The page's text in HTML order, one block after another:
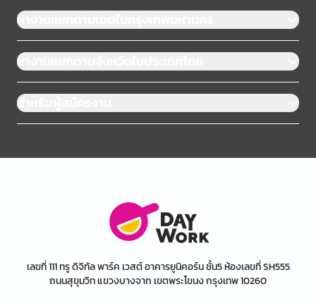
หางานแยกตามเขตในกรุงเทพมหานคร
หางานแยกตามจังหวัดในประเทศไทย
สำหรับผู้สมัครงาน
เลขที่ 111 ทรู ดิจิทัล พาร์ค เวสต์ อาคารยูนิคอร์น ชั้น5 ห้องเลขที่ SH555
ถนนสุขุมวิท แขวงบางจาก เขตพระโขนง กรุงเทพ 10260